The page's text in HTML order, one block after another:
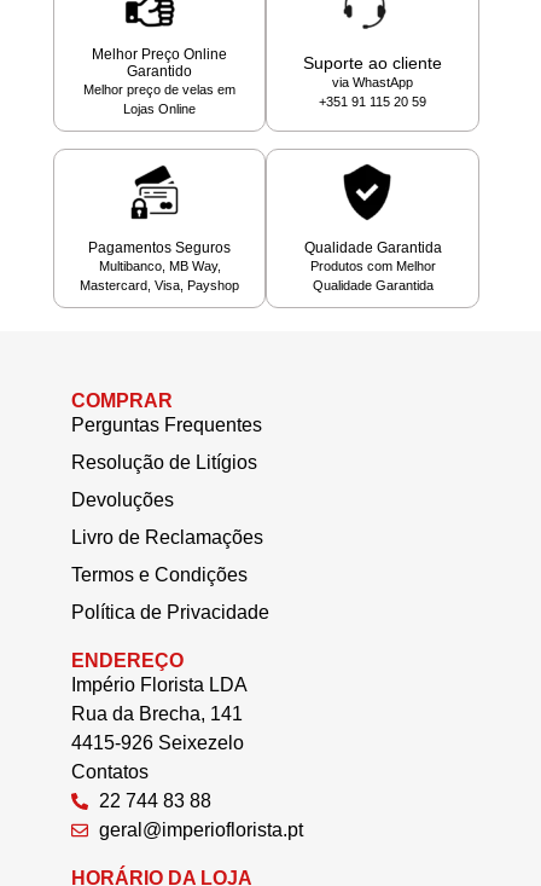
Melhor Preço Online
Garantido
Melhor preço de velas em
Lojas Online
Suporte ao cliente
via WhastApp
+351 91 115 20 59
Pagamentos Seguros
Multibanco, MB Way,
Mastercard, Visa, Payshop
Qualidade Garantida
Produtos com Melhor
Qualidade Garantida
COMPRAR
Perguntas Frequentes
Resolução de Litígios
Devoluções
Livro de Reclamações
Termos e Condições
Política de Privacidade
ENDEREÇO
Império Florista LDA
Rua da Brecha, 141
4415-926 Seixezelo
Contatos
22 744 83 88
geral@imperioflorista.pt
HORÁRIO DA LOJA